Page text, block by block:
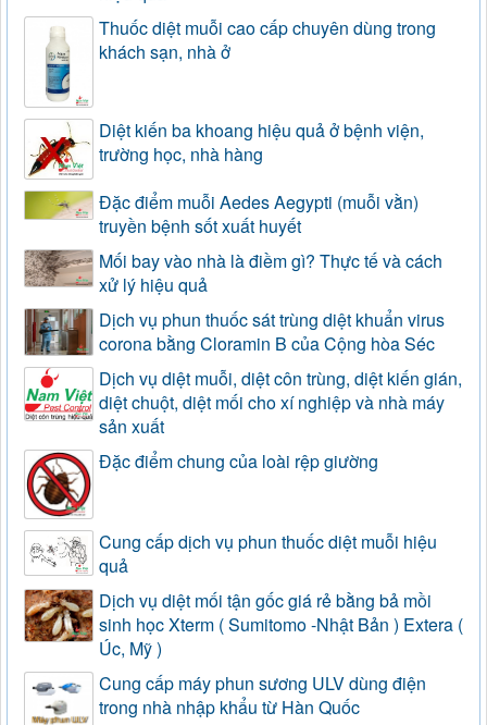
Thuốc diệt muỗi cao cấp chuyên dùng trong
khách sạn, nhà ở
Diệt kiến ba khoang hiệu quả ở bệnh viện,
trường học, nhà hàng
Đặc điểm muỗi Aedes Aegypti (muỗi vằn)
truyền bệnh sốt xuất huyết
Mối bay vào nhà là điềm gì? Thực tế và cách
xử lý hiệu quả
Dịch vụ phun thuốc sát trùng diệt khuẩn virus
corona bằng Cloramin B của Cộng hòa Séc
Dịch vụ diệt muỗi, diệt côn trùng, diệt kiến gián,
diệt chuột, diệt mối cho xí nghiệp và nhà máy
sản xuất
Đặc điểm chung của loài rệp giường
Cung cấp dịch vụ phun thuốc diệt muỗi hiệu
quả
Dịch vụ diệt mối tận gốc giá rẻ bằng bả mồi
sinh học Xterm ( Sumitomo -Nhật Bản ) Extera (
Úc, Mỹ )
Cung cấp máy phun sương ULV dùng điện
trong nhà nhập khẩu từ Hàn Quốc